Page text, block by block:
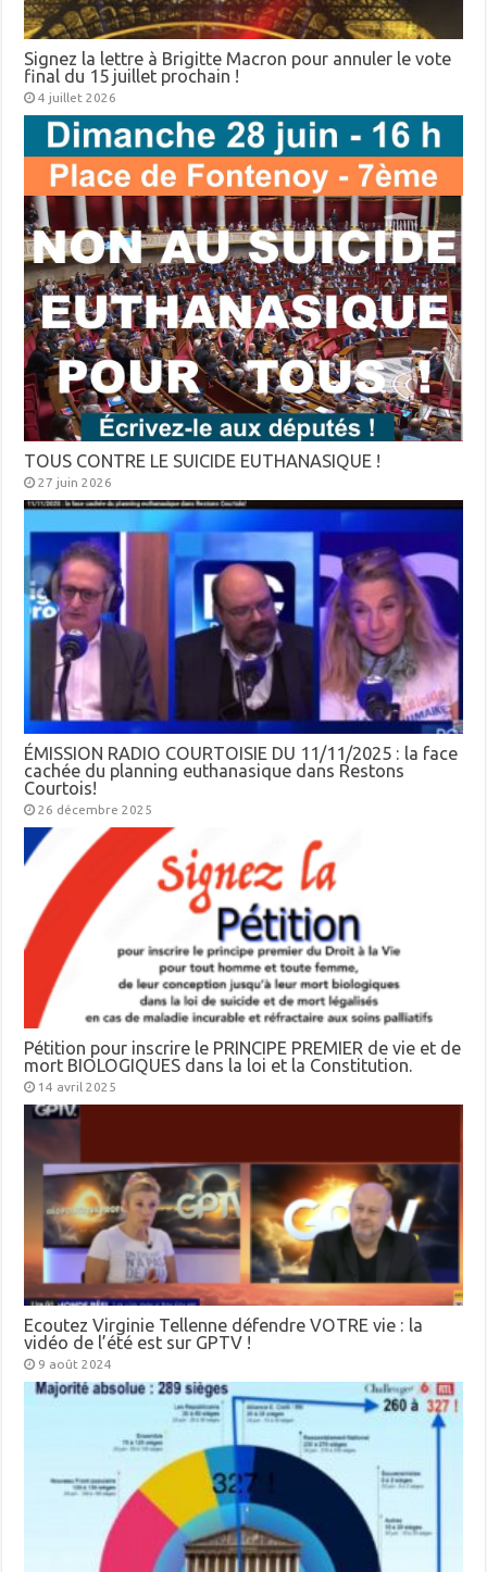
Signez la lettre à Brigitte Macron pour annuler le vote
final du 15 juillet prochain !
4 juillet 2026
TOUS CONTRE LE SUICIDE EUTHANASIQUE !
27 juin 2026
ÉMISSION RADIO COURTOISIE DU 11/11/2025 : la face
cachée du planning euthanasique dans Restons
Courtois!
26 décembre 2025
Pétition pour inscrire le PRINCIPE PREMIER de vie et de
mort BIOLOGIQUES dans la loi et la Constitution.
14 avril 2025
Ecoutez Virginie Tellenne défendre VOTRE vie : la
vidéo de l’été est sur GPTV !
9 août 2024